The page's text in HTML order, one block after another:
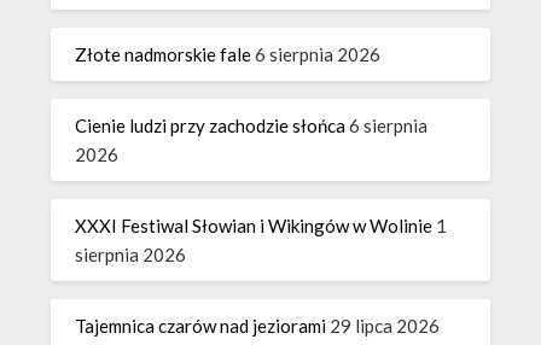
Złote nadmorskie fale6 sierpnia 2026
Cienie ludzi przy zachodzie słońca6 sierpnia
2026
XXXI Festiwal Słowian i Wikingów w Wolinie 1
sierpnia 2026
Tajemnica czarów nad jeziorami 29 lipca 2026